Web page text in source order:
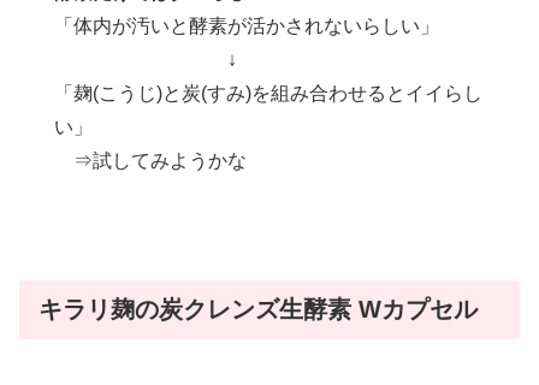
「体内が汚いと酵素が活かされないらしい」
↓
「麹(こうじ)と炭(すみ)を組み合わせるとイイらし
い」
⇒試してみようかな
キラリ麹の炭クレンズ生酵素 Wカプセル